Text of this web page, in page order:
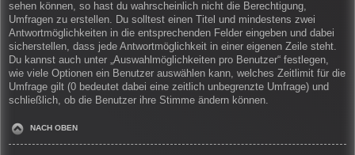
sehen können, so hast du wahrscheinlich nicht die Berechtigung,
Umfragen zu erstellen. Du solltest einen Titel und mindestens zwei
Antwortmöglichkeiten in die entsprechenden Felder eingeben und dabei
sicherstellen, dass jede Antwortmöglichkeit in einer eigenen Zeile steht.
Du kannst auch unter „Auswahlmöglichkeiten pro Benutzer“ festlegen,
wie viele Optionen ein Benutzer auswählen kann, welches Zeitlimit für die
Umfrage gilt (0 bedeutet dabei eine zeitlich unbegrenzte Umfrage) und
schließlich, ob die Benutzer ihre Stimme ändern können.
NACH OBEN